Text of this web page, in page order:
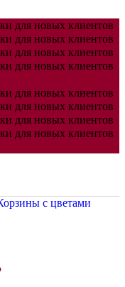
для новых клиентов
для новых клиентов
для новых клиентов
для новых клиентов
для новых клиентов
для новых клиентов
для новых клиентов
для новых клиентов
с цветами